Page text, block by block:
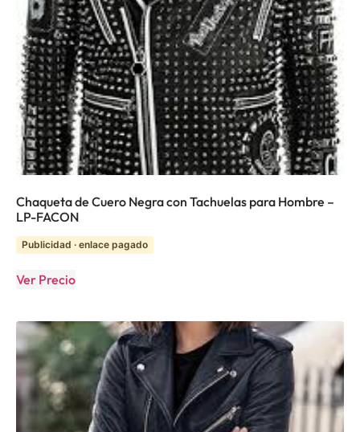
Chaqueta de Cuero Negra con Tachuelas para Hombre –
LP-FACON
Publicidad · enlace pagado
Ver Precio